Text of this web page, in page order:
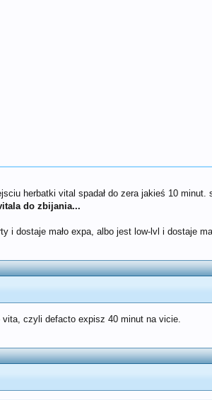
herbatki vital spadał do zera jakieś 10
do zbijania...
i dostaje mało expa, albo jest low-lvl i dostaje
czyli defacto expisz 40 minut na vicie.